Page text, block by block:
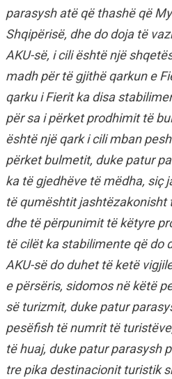
parasysh atë që thashë që
Shqipërisë, dhe do doja të
AKU-së, i cili është një
madh për të gjithë qarkun e
qarku i Fierit ka disa
për sa i përket prodhimit të
është një qark i cili mban
përket bulmetit, duke patur
ka të gjedhëve të mëdha, siç
të qumështit jashtëzakonisht
dhe të përpunimit të këtyre
të cilët ka stabilimente që do
AKU-së do duhet të ketë
e përsëris, sidomos në këtë
së turizmit, duke patur
pesëfish të numrit të
të huaj, duke patur parasysh
tre pika destinacionit turistik